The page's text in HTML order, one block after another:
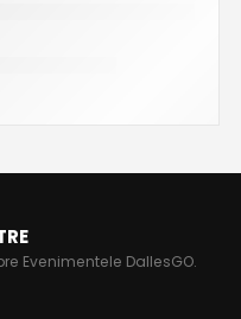
Evenimentele DallesGO.